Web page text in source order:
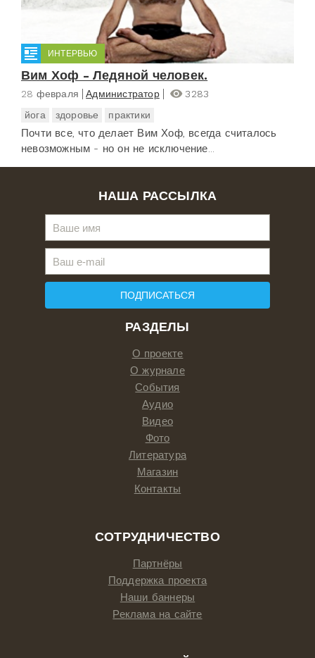
ИНТЕРВЬЮ
Вим Хоф - Ледяной человек.
28 февраля Администратор
3283
йога
здоровье практики
Почти все, что делает Вим Хоф, всегда считалось
невозможным - но он не исключение...
РАЗДЕЛЫ
О проекте
О журнале
События
Аудио
Видео
Фото
Литература
Магазин
Контакты
СОТРУДНИЧЕСТВО
Партнёры
Поддержка проекта
Наши баннеры
Реклама на сайте
НАША РАССЫЛКА
ПОДПИСАТЬСЯ